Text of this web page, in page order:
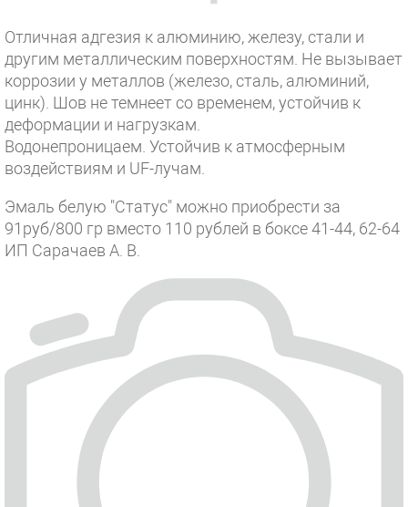
Отличная адгезия к алюминию, железу, стали и
другим металлическим поверхностям. Не вызывает
коррозии у металлов (железо, сталь, алюминий,
цинк). Шов не темнеет со временем, устойчив к
деформации и нагрузкам.
Водонепроницаем. Устойчив к атмосферным
воздействиям и UF-лучам.
Эмаль белую "Статус" можно приобрести за
91руб/800 гр вместо 110 рублей в боксе 41-44, 62-64
ИП Сарачаев А. В.